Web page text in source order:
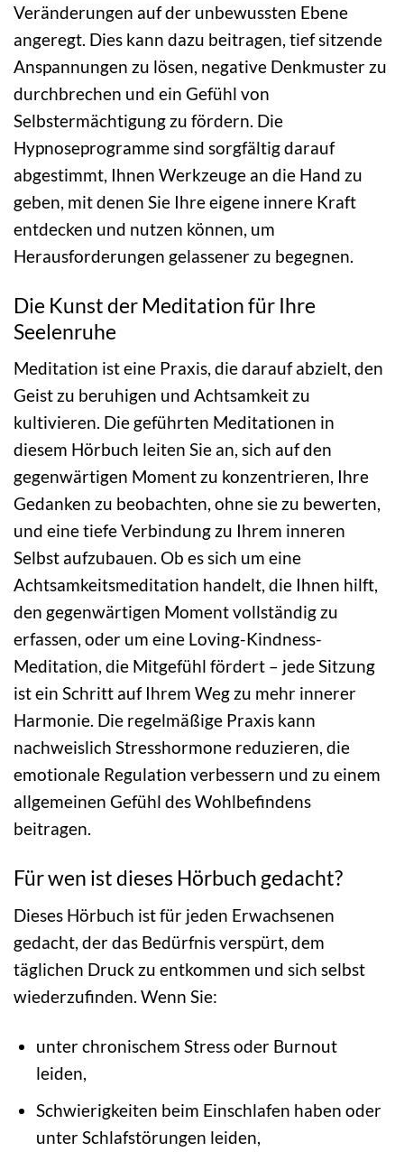
Veränderungen auf der unbewussten Ebene
angeregt. Dies kann dazu beitragen, tief sitzende
Anspannungen zu lösen, negative Denkmuster zu
durchbrechen und ein Gefühl von
Selbstermächtigung zu fördern. Die
Hypnoseprogramme sind sorgfältig darauf
abgestimmt, Ihnen Werkzeuge an die Hand zu
geben, mit denen Sie Ihre eigene innere Kraft
entdecken und nutzen können, um
Herausforderungen gelassener zu begegnen.
Die Kunst der Meditation für Ihre
Seelenruhe
Meditation ist eine Praxis, die darauf abzielt, den
Geist zu beruhigen und Achtsamkeit zu
kultivieren. Die geführten Meditationen in
diesem Hörbuch leiten Sie an, sich auf den
gegenwärtigen Moment zu konzentrieren, Ihre
Gedanken zu beobachten, ohne sie zu bewerten,
und eine tiefe Verbindung zu Ihrem inneren
Selbst aufzubauen. Ob es sich um eine
Achtsamkeitsmeditation handelt, die Ihnen hilft,
den gegenwärtigen Moment vollständig zu
erfassen, oder um eine Loving-Kindness-
Meditation, die Mitgefühl fördert – jede Sitzung
ist ein Schritt auf Ihrem Weg zu mehr innerer
Harmonie. Die regelmäßige Praxis kann
nachweislich Stresshormone reduzieren, die
emotionale Regulation verbessern und zu einem
allgemeinen Gefühl des Wohlbefindens
beitragen.
Für wen ist dieses Hörbuch gedacht?
Dieses Hörbuch ist für jeden Erwachsenen
gedacht, der das Bedürfnis verspürt, dem
täglichen Druck zu entkommen und sich selbst
wiederzufinden. Wenn Sie:
unter chronischem Stress oder Burnout
leiden,
Schwierigkeiten beim Einschlafen haben oder
unter Schlafstörungen leiden,